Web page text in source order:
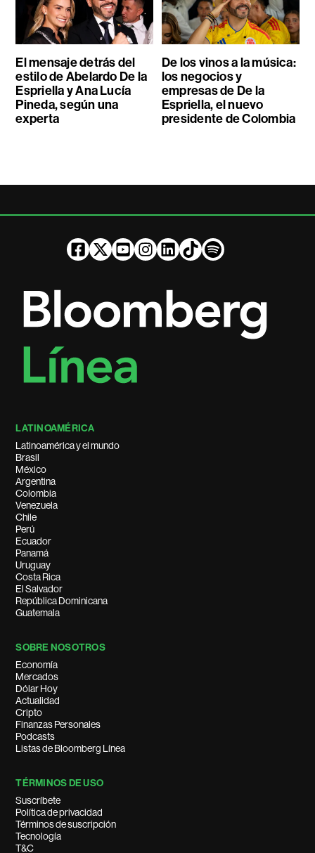
El mensaje detrás del
estilo de Abelardo De la
Espriella y Ana Lucía
Pineda, según una
experta
De los vinos a la música:
los negocios y
empresas de De la
Espriella, el nuevo
presidente de Colombia
LATINOAMÉRICA
Latinoamérica y el mundo
Brasil
México
Argentina
Colombia
Venezuela
Chile
Perú
Ecuador
Panamá
Uruguay
Costa Rica
El Salvador
República Dominicana
Guatemala
SOBRE NOSOTROS
Economía
Mercados
Dólar Hoy
Actualidad
Cripto
Finanzas Personales
Podcasts
Listas de Bloomberg Línea
TÉRMINOS DE USO
Suscríbete
Política de privacidad
Términos de suscripción
Tecnología
T&C